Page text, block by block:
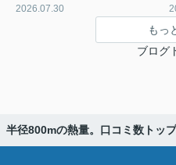
2026.07.30
もっ
ブログ
半径800mの熱量。口コミ数トッ